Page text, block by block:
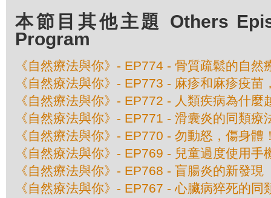
本節目其他主題 Others
Program
《自然療法與你》- EP774 - 骨質疏鬆的自然
《自然療法與你》- EP773 - 麻疹和麻疹疫苗
《自然療法與你》- EP772 - 人類疾病為什麼
《自然療法與你》- EP771 - 滑囊炎的同類療
《自然療法與你》- EP770 - 勿動怒，傷身體
《自然療法與你》- EP769 - 兒童過度使用手
《自然療法與你》- EP768 - 盲腸炎的新發現
《自然療法與你》- EP767 - 心臟病猝死的同